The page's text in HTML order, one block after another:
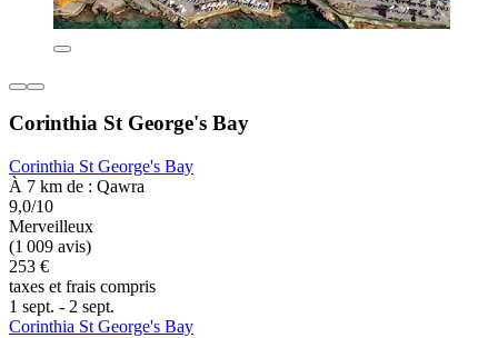
Corinthia St George's Bay
Corinthia St George's Bay
À 7 km de : Qawra
9,0/10
Merveilleux
(1 009 avis)
253 €
taxes et frais compris
1 sept. - 2 sept.
Corinthia St George's Bay